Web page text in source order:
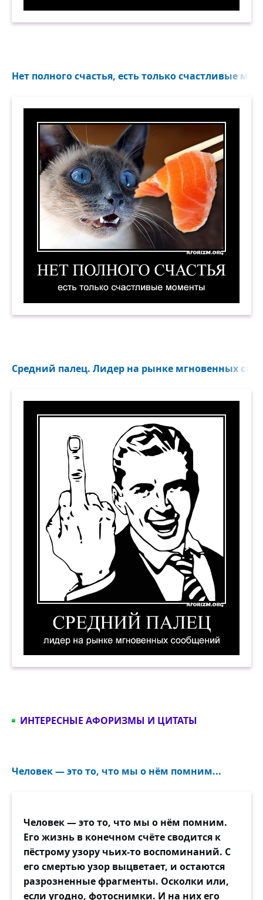
Нет полного счастья, есть только счастливые
Средний палец. Лидер на рынке мгновенных
ИНТЕРЕСНЫЕ АФОРИЗМЫ И ЦИТАТЫ
Человек — это то, что мы о нём помним...
Человек — это то, что мы о нём помним.
Его жизнь в конечном счёте сводится к
пёстрому узору чьих-то воспоминаний. С
его смертью узор выцветает, и остаются
разрозненные фрагменты. Осколки или,
если угодно, фотоснимки. И на них его